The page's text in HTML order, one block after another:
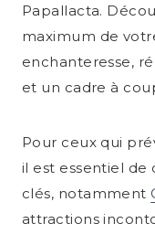
Papallacta.
maximum de
enchanteresse,
et un cadre à
Pour ceux qui
il est essentiel
clés, notamment
attractions